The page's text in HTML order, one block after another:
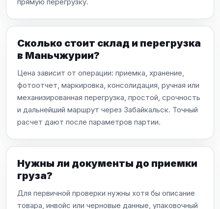
Сколько стоит склад и перегрузка
в Маньчжурии?
Цена зависит от операции: приемка, хранение,
фотоотчет, маркировка, консолидация, ручная или
механизированная перегрузка, простой, срочность
и дальнейший маршрут через Забайкальск. Точный
расчет дают после параметров партии.
Нужны ли документы до приемки
груза?
Для первичной проверки нужны хотя бы описание
товара, инвойс или черновые данные, упаковочный